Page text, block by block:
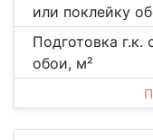
или поклейку
Подготовка г.к.
обои, м²